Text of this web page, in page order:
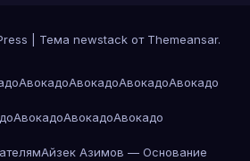
Тема newstack от Themeansar.
АвокадоАвокадоАвокадоАвокадо
АвокадоАвокадоАвокадо
Айзек Азимов — Основание